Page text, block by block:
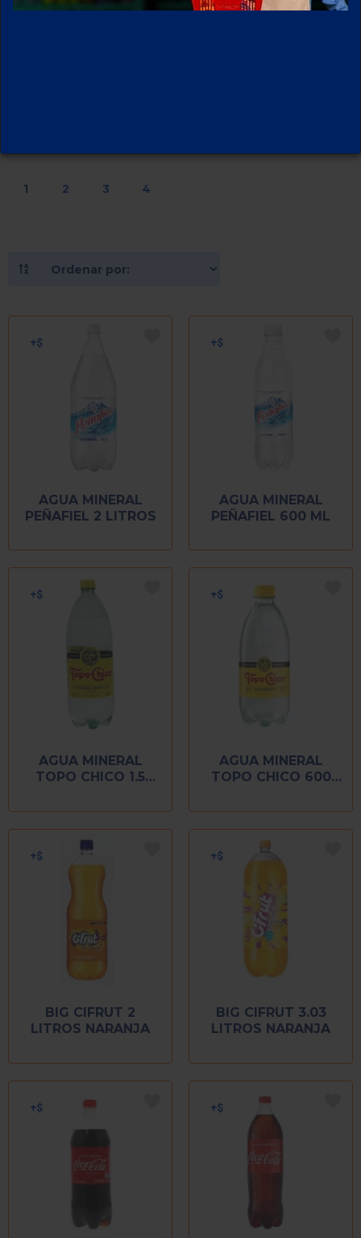
1 2 3 4
AGUA MINERAL
PEÑAFIEL 2 LITROS
AGUA MINERAL
PEÑAFIEL 600 ML
AGUA MINERAL
TOPO CHICO 1.5
AGUA MINERAL
TOPO CHICO 600
BIG CIFRUT 2
LITROS NARANJA
BIG CIFRUT 3.03
LITROS NARANJA